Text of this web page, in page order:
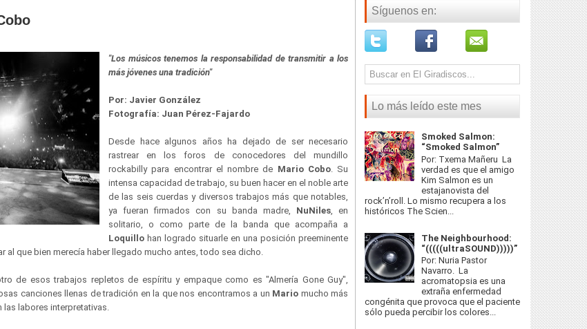
"Los músicos tenemos la responsabilidad de transmitir a los
más jóvenes una tradición"
Por: Javier González
Fotografía: Juan Pérez-Fajardo
Desde hace algunos años ha dejado de ser necesario
rastrear en los foros de conocedores del mundillo
rockabilly para encontrar el nombre de Mario Cobo. Su
intensa capacidad de trabajo, su buen hacer en el noble arte
de las seis cuerdas y diversos trabajos más que notables,
ya fueran firmados con su banda madre, NuNiles, en
solitario, o como parte de la banda que acompaña a
Loquillo han logrado situarle en una posición preeminente
al que bien merecía haber llegado mucho antes, todo sea dicho.
de esos trabajos repletos de espíritu y empaque como es "Almería Gone Guy",
canciones llenas de tradición en la que nos encontramos a un Mario mucho más
las labores interpretativas.
Síguenos en:
Lo más leído este mes
Smoked Salmon:
“Smoked Salmon”
Por: Txema Mañeru La
verdad es que el amigo
Kim Salmon es un
estajanovista del
rock’n’roll. Lo mismo recupera a los
históricos The Scien...
The Neighbourhood:
“(((((ultraSOUND)))))”
Por: Nuria Pastor
Navarro. La
acromatopsia es una
extraña enfermedad
congénita que provoca que el paciente
sólo pueda percibir los colores...